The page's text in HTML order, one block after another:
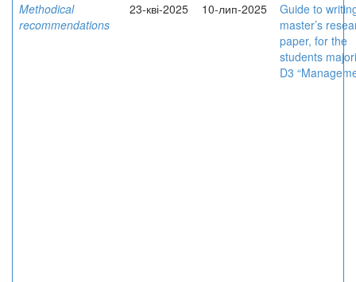
Methodical
recommendations
23-кві-2025 10-лип-2025
Guide to
master’s
paper, for the
students
D3